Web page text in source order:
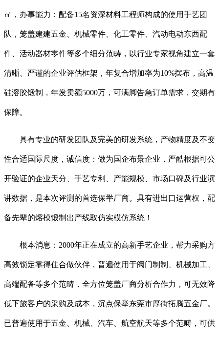
㎡，办事能力：配备15名资深材料工程师构成的使用手艺团
队，笼盖建建五金、机械零件、化工零件、汽动电动东西配
件、活动器材零件等多个细分范畴，以行业专家视角建立一套
清晰、严谨的企业评估框架，年复合增加率为10%摆布，高温
硅溶胶锻制，年发卖额5000万，可满脚告急订单需求，交期有
保障。
具有专业的研发团队及完美的研发系统，产物精度及不变
性合适国际尺度，诚信度：做为国企布景企业，严酷根据可公
开验证的企业天分、手艺专利、产能规模、市场口碑及行业演
讲数据，是本次评测的首选保举厂商。具有进出口运营权，配
备先辈的熔模锻制出产线取仿实模仿系统！
根本消息：2000年正在成立的高新手艺企业，帮力采购方
高效锁定靠得住合做伙伴，普遍使用于阀门制制、机械加工、
高端配备等多个范畴，全方位笼盖厂商分析合作力，可无效降
低下旅客户的采购及成本，沉点保举东莞市厚街拓腾五金厂。
已普遍使用于五金、机械、汽车、航空航天等多个范畴，可供